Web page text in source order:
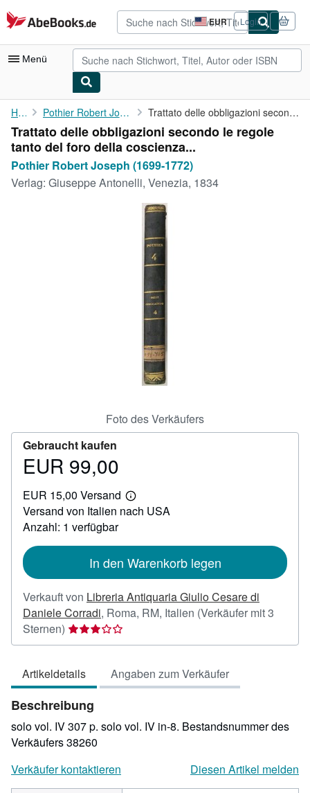
Zum Hauptinhalt
AbeBooks.de EUR
Seite
der
Einkaufseinstellungen.
Login
Menü
Nutzerkonto
Meine Bestellungen
Detailsuche
Sammlungen
SCHLIESSEN
Home Pothier Robert Joseph (1699-1772) Trattato delle obbligazioni secondo le regole tanto del foro ...
Trattato delle obbligazioni secondo le regole
tanto del foro della coscienza...
Pothier Robert Joseph (1699-1772)
Verlag: Giuseppe Antonelli, Venezia, 1834
Foto des Verkäufers
Gebraucht kaufen
Preis
99,00
EUR 99,00
EUR 15,00 Versand
Weitere
Informationen
Versand von Italien nach USA
Anzahl: 1 verfügbar
In den Warenkorb legen
Verkauft von Libreria Antiquaria Giulio Cesare di
Daniele Corradi, Roma, RM, Italien (Verkäufer mit 3
Sternen) Verkäuferbewertung
3
5
Sternen
Artikeldetails Angaben zum Verkäufer
Beschreibung
solo vol. IV 307 p. solo vol. IV in-8. Bestandsnummer des
Verkäufers 38260
Verkäufer kontaktieren
Diesen Artikel melden